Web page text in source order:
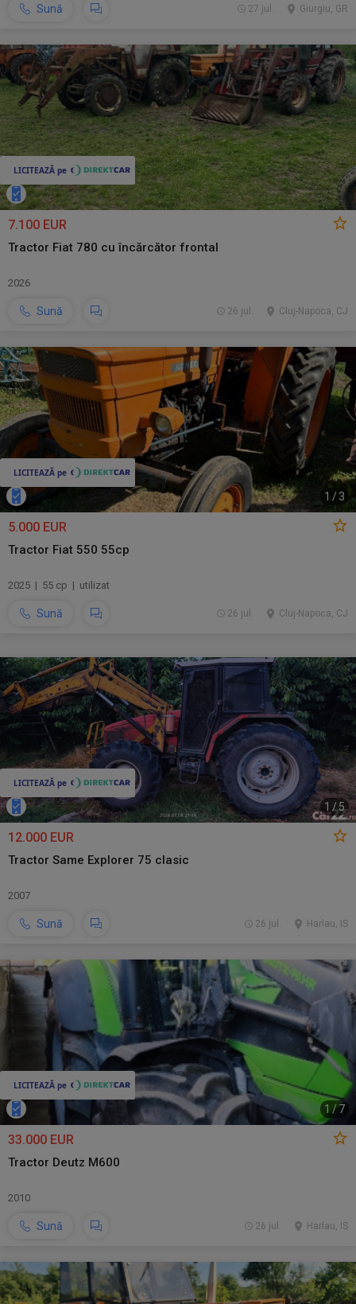
Sună Giurgiu, GR
27 jul.
7.100 EUR
Tractor Fiat 780 cu încărcător frontal
2026
Sună Cluj-Napoca, CJ
26 jul.
1 /3
5.000 EUR
Tractor Fiat 550 55cp
2025 | 55 cp | utilizat
Sună Cluj-Napoca, CJ
26 jul.
1 /5
12.000 EUR
Tractor Same Explorer 75 clasic
2007
Sună Harlau, IS
26 jul.
1 /7
33.000 EUR
Tractor Deutz M600
2010
Sună Harlau, IS
26 jul.